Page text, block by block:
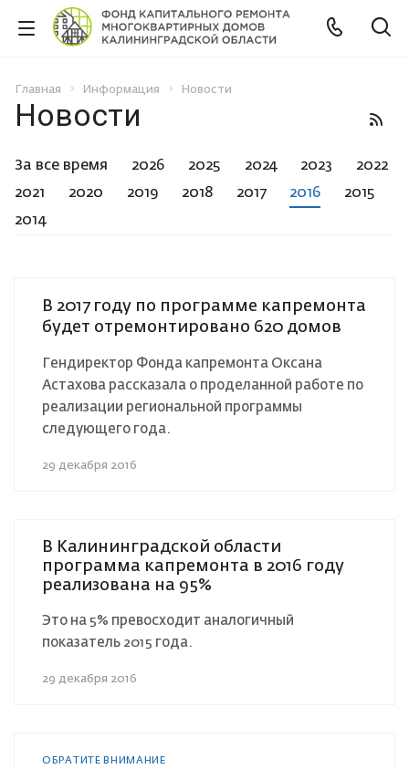
Главная Информация Новости
Новости
За все время 2026 2025 2024 2023
2022
2021
2020 2019 2018 2017 2016
2015
2014
В 2017 году по программе капремонта
будет отремонтировано 620 домов
Гендиректор Фонда капремонта Оксана
Астахова рассказала о проделанной работе по
реализации региональной программы
следующего года.
29 декабря 2016
В Калининградской области
программа капремонта в 2016 году
реализована на 95%
Это на 5% превосходит аналогичный
показатель 2015 года.
29 декабря 2016
ОБРАТИТЕ ВНИМАНИЕ